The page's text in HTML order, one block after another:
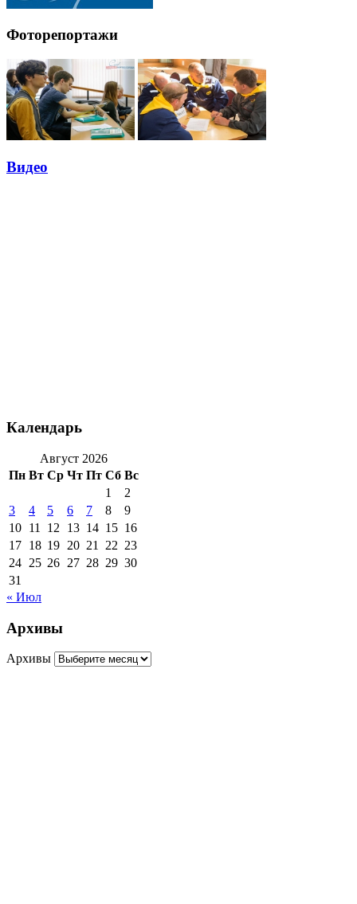
Фоторепортажи
Видео
Календарь
Август 2026
Пн Вт Ср Чт Пт Сб Вс
1
2
3
4 5 6 7 8
9
10 11 12 13 14 15 16
17 18 19 20 21 22 23
24 25 26 27 28 29 30
31
« Июл
Архивы
Архивы